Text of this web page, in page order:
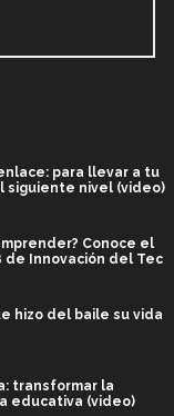
para llevar a tu
siguiente nivel (video)
Conoce el
de Innovación del Tec
hizo del baile su vida
transformar la
educativa (video)